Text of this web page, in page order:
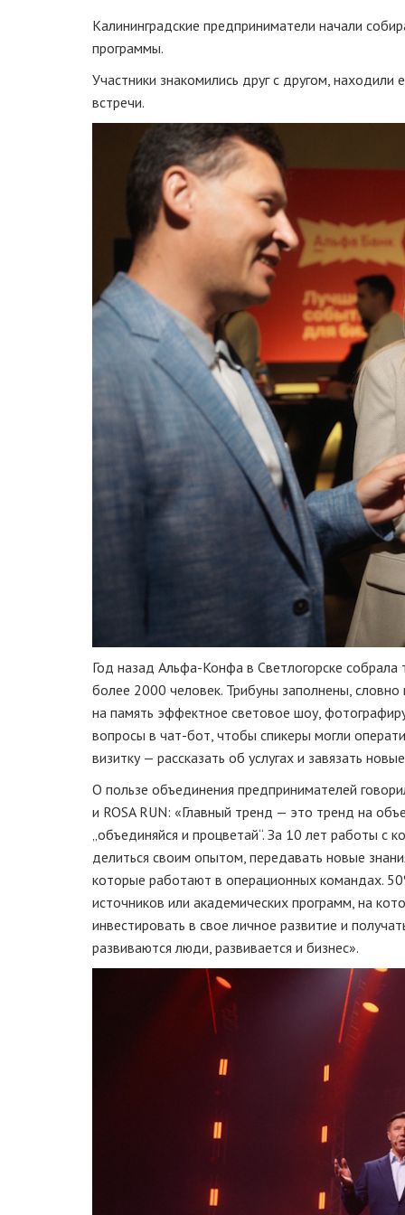
Калининградские предприниматели начали
программы.
Участники знакомились друг с другом,
встречи.
Год назад Альфа-Конфа в Светлогорске собрала
более 2000 человек. Трибуны заполнены,
на память эффектное световое шоу,
вопросы в чат-бот, чтобы спикеры могли
визитку — рассказать об услугах и завязать
О пользе объединения предпринимателей
и ROSA RUN: «Главный тренд — это тренд на
„объединяйся и процветай“. За 10 лет работы
делиться своим опытом, передавать новые
которые работают в операционных командах.
источников или академических программ, на
инвестировать в свое личное развитие и
развиваются люди, развивается и бизнес».